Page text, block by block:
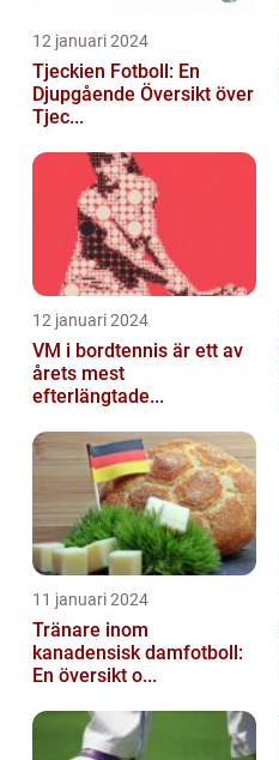
12 januari 2024
Tjeckien Fotboll: En
Djupgående Översikt över
Tjec...
12 januari 2024
VM i bordtennis är ett av
årets mest
efterlängtade...
11 januari 2024
Tränare inom
kanadensisk damfotboll:
En översikt o...